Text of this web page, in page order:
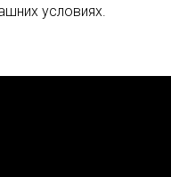
условиях.